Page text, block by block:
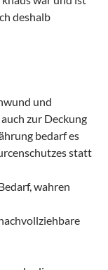
deshalb
und
zur Deckung
bedarf es
statt
wahren